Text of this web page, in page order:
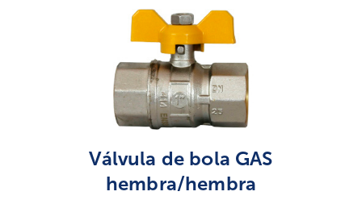
Válvula de bola GAS
hembra/hembra